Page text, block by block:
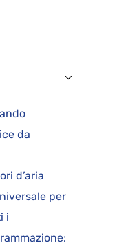
da
d’aria
per
i